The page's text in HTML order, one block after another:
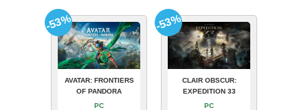
AVATAR: FRONTIERS
OF PANDORA
PC
-53%
CLAIR OBSCUR:
EXPEDITION 33
PC
-53%